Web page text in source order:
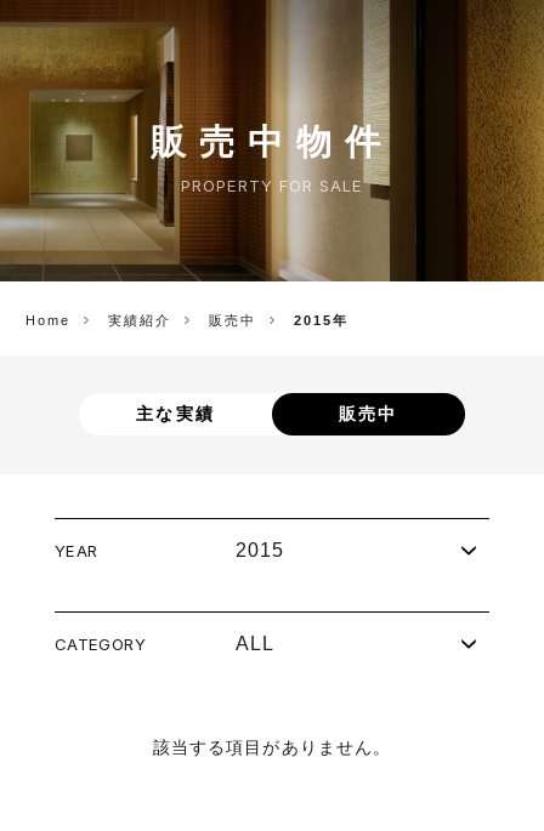
CORP.
販売中物件
PROPERTY FOR SALE
主な実績 販売中
Home 実績紹介 販売中 2015年
YEAR 2015
CATEGORY ALL
該当する項目がありません。